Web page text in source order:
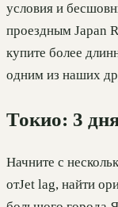
условия и
проездным Japan
купите более
одним из наших
Токио: 3
Начните с
отJet lag, найти